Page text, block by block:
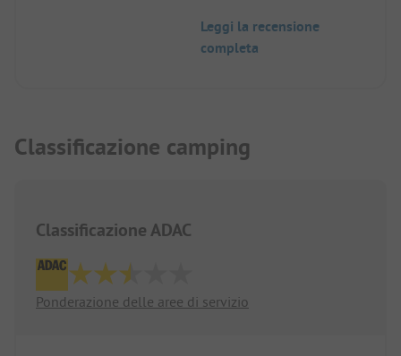
Leggi la recensione
completa
Classificazione camping
Classificazione ADAC
Ponderazione delle aree di servizio